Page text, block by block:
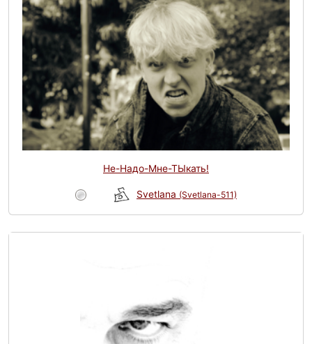
Не-Надо-Мне-ТЫкать!
Svetlana (Svetlana-511)